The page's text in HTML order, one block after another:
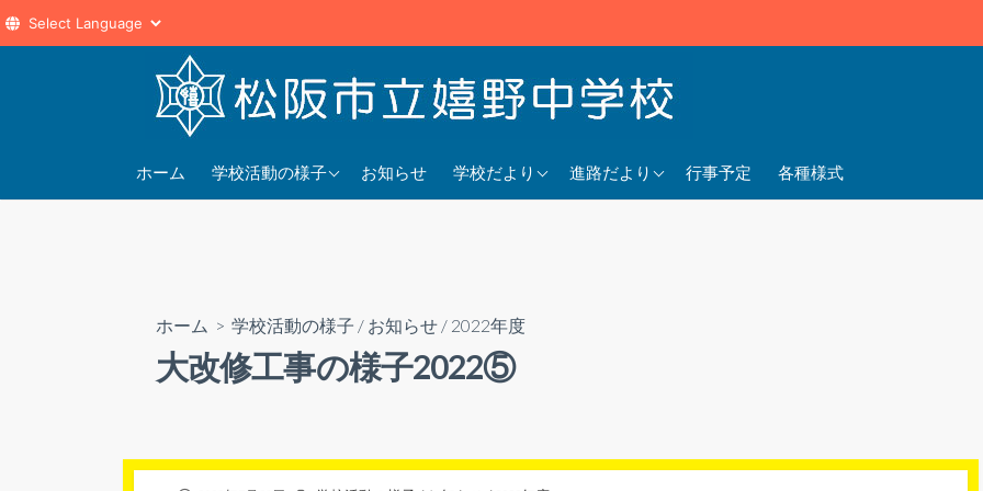
へ
ホーム 学校活動の様子
2025年度
お知らせ 学校だより
2025年度
進路だより
2025年度
行事予定 各種様式
ホーム > 学校活動の様子 / お知らせ / 2022年度
大改修工事の様子2022⑤